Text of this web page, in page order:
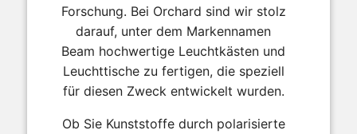
Forschung. Bei Orchard sind wir stolz
darauf, unter dem Markennamen
Beam hochwertige Leuchtkästen und
Leuchttische zu fertigen, die speziell
für diesen Zweck entwickelt wurden.
Ob Sie Kunststoffe durch polarisierte